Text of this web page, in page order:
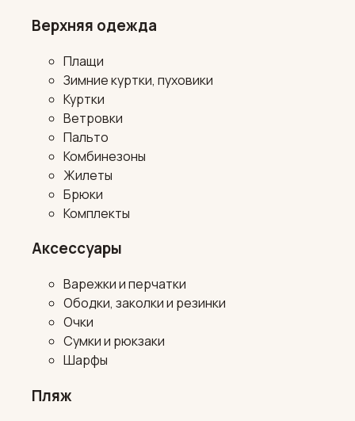
Верхняя одежда
Плащи
Зимние куртки, пуховики
Куртки
Ветровки
Пальто
Комбинезоны
Жилеты
Брюки
Комплекты
Аксессуары
Варежки и перчатки
Ободки, заколки и резинки
Очки
Сумки и рюкзаки
Шарфы
Пляж